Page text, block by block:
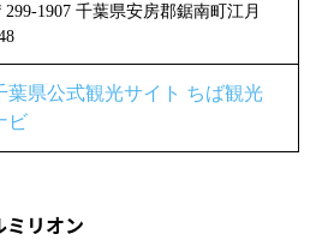
299-1907 千葉県安房郡鋸南町江月
葉県公式観光サイト ちば観光
ビ
リオン